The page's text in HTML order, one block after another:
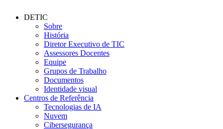
DETIC
Sobre
História
Diretor Executivo de TIC
Assessores Docentes
Equipe
Grupos de Trabalho
Documentos
Identidade visual
Centros de Referência
Tecnologias de IA
Nuvem
Cibersegurança